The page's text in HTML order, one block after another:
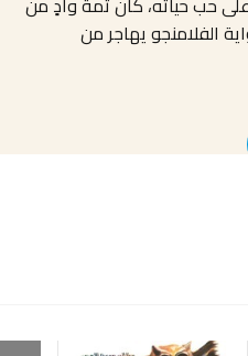
الفلامنجو يهاجر من